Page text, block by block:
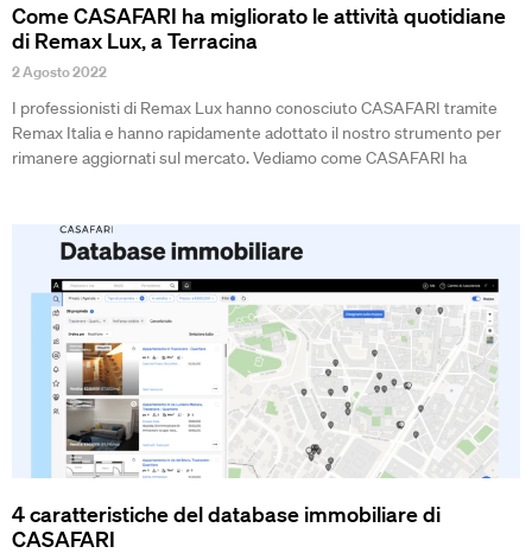
Come CASAFARI ha migliorato le attività quotidiane
di Remax Lux, a Terracina
2 Agosto 2022
I professionisti di Remax Lux hanno conosciuto CASAFARI tramite
Remax Italia e hanno rapidamente adottato il nostro strumento per
rimanere aggiornati sul mercato. Vediamo come CASAFARI ha
4 caratteristiche del database immobiliare di
CASAFARI